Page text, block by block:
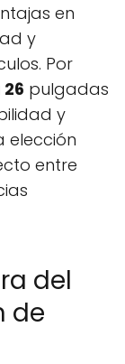
en
y
Por
pulgadas
y
elección
entre
del
de